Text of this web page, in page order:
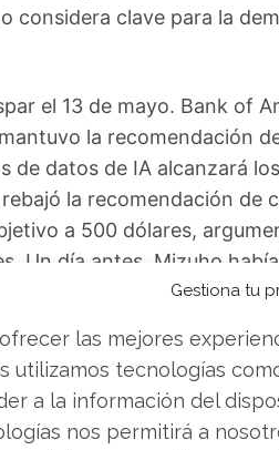
Gestiona tu
las mejores
utilizamos tecnologías
a la información del
nos permitirá a
considera clave para la
el 13 de mayo. Bank of
la recomendación
datos de IA alcanzará
la recomendación de
a 500 dólares,
Un día antes, Mizuho
beneficio de la IA
Descarga gratuita de